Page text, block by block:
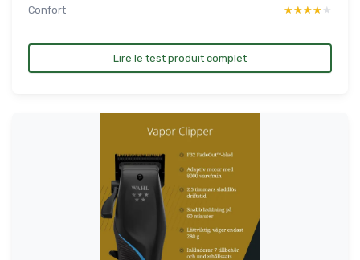
Confort
★★★★★
★★★★★
Lire le test produit complet